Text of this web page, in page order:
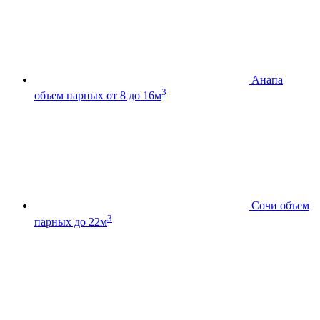
Анапа
объем парных от 8 до 16м3
Сочи объем
парных до 22м3